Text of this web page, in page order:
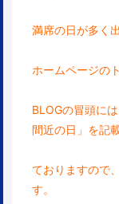
満席の日が多く
ホームページの
BLOGの冒頭に
間近の日」を記
ておりますので
す。